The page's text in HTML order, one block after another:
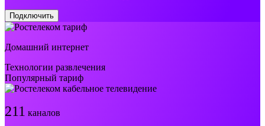
Подключить
Домашний интернет
Технологии развлечения
Популярный тариф
211 каналов